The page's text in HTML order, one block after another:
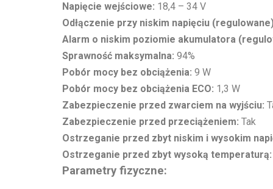
Napięcie wejściowe: 18,4 – 34 V
Odłączenie przy niskim napięciu
Alarm o niskim poziomie akumulatora
Sprawność maksymalna: 94%
Pobór mocy bez obciążenia: 9 W
Pobór mocy bez obciążenia ECO: 1,3 W
Zabezpieczenie przed zwarciem na wyjściu:
Zabezpieczenie przed przeciążeniem: Tak
Ostrzeganie przed zbyt niskim i wysokim
Ostrzeganie przed zbyt wysoką temperaturą:
Parametry fizyczne: